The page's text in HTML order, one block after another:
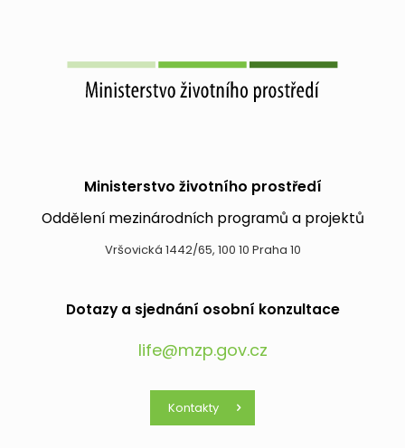
Ministerstvo životního prostředí
Oddělení mezinárodních programů a projektů
Vršovická 1442/65, 100 10 Praha 10
Dotazy a sjednání osobní konzultace
life@mzp.gov.cz
Kontakty